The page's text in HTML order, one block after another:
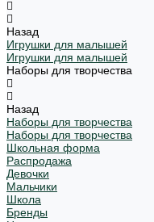
Назад
Игрушки для малышей
Игрушки для малышей
Наборы для творчества
Назад
Наборы для творчества
Наборы для творчества
Школьная форма
Распродажа
Девочки
Мальчики
Школа
Бренды